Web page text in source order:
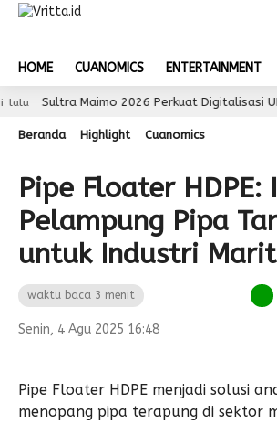
HOME CUANOMICS ENTERTAINMENT
Maimo 2026 Perkuat Digitalisasi UMKM,
Beranda Highlight Cuanomics
Pipe Floater HDPE:
Pelampung Pipa
untuk Industri
waktu baca 3 menit
Senin, 4 Agu 2025 16:48
Pipe Floater HDPE menjadi solusi
menopang pipa terapung di sektor